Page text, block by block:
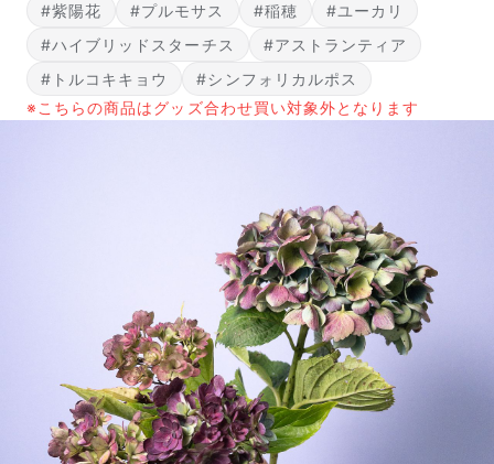
不備があった場合は、些細なことでもお気軽にサポート
までご連絡ください。ご返金にて補償いたします。
#紫陽花 #プルモサス #稲穂
#ユーカリ
#ハイブリッドスターチス
#アストランティア
#トルコキキョウ
#シンフォリカルポス
※こちらの商品はグッズ合わせ買い対象外となります